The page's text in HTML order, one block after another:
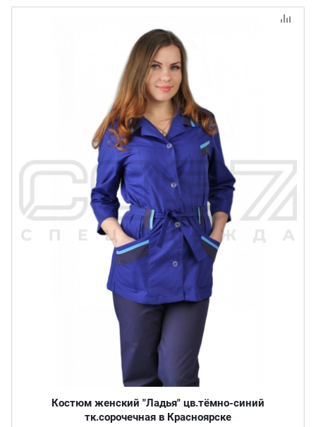
Костюм женский "Ладья" цв.тёмно-синий
тк.сорочечная в Красноярске